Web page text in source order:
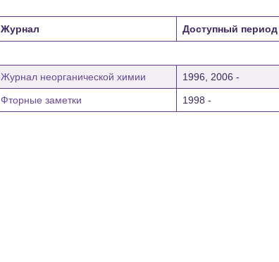
Журнал Доступный период
Журнал неорганической химии 1996, 2006 -
Фторные заметки 1998 -